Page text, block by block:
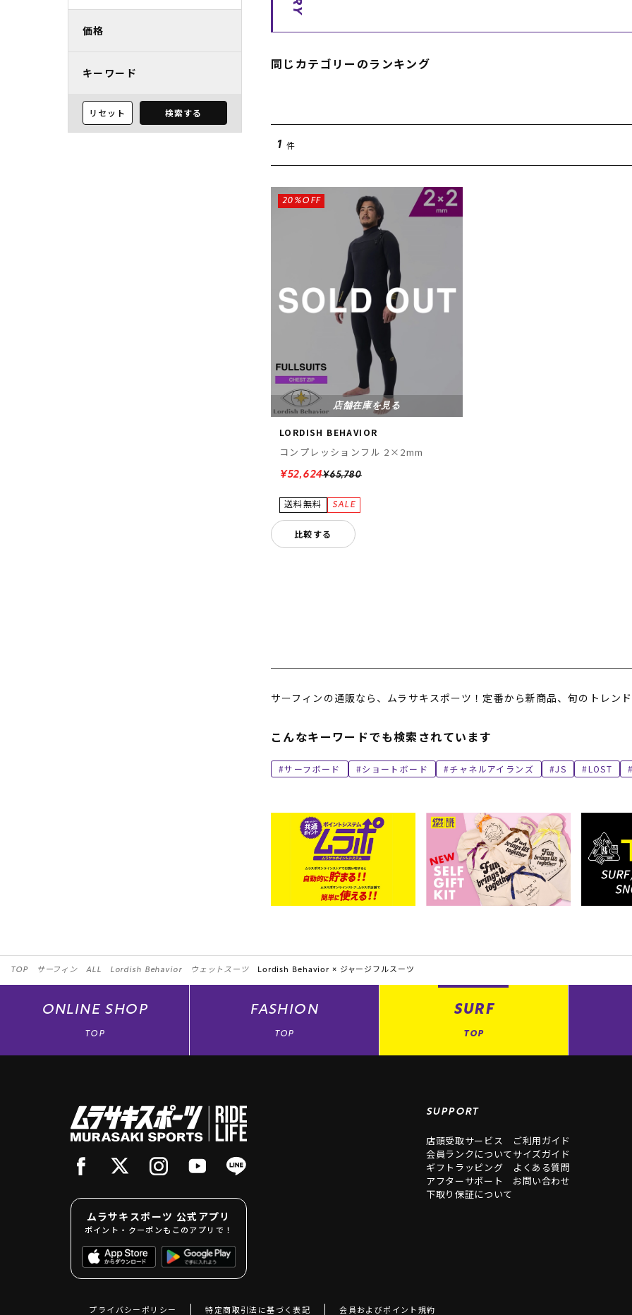
同じカテゴリーのランキング
1 件
店舗在庫を見る
LORDISH BEHAVIOR
コンプレッションフル 2×2mm
¥65,780
20%OFF
¥52,624
比較する
サーフィンの通販なら、ムラサキスポーツ！定番から新商品、旬のトレン
こんなキーワードでも検索されています
サーフボード ショートボード チャネルアイランズ JS LOST
価格
キーワード
リセット 検索する
TOP サーフィン ALL Lordish Behavior ウェットスーツ Lordish Behavior × ジャージフルスーツ
ONLINE SHOP
TOP
FASHION
TOP
SURF
TOP
ムラサキスポーツ 公式アプリ
ポイント・クーポンもこのアプリで！
SUPPORT
店頭受取サービス
会員ランクについて
ギフトラッピング
アフターサポート
下取り保証について
ご利用ガイド
サイズガイド
よくある質問
お問い合わせ
プライバシーポリシー 特定商取引法に基づく表記 会員およびポイント規約